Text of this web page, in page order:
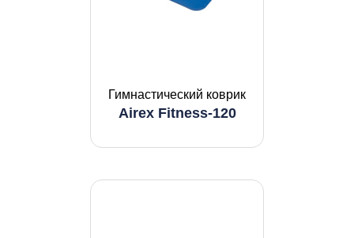
Гимнастический коврик
Airex Fitness-120